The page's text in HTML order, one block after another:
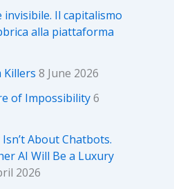
invisibile. Il capitalismo
alla piattaforma
Killers 8 June 2026
of Impossibility6
About Chatbots.
AI Will Be a Luxury
2026